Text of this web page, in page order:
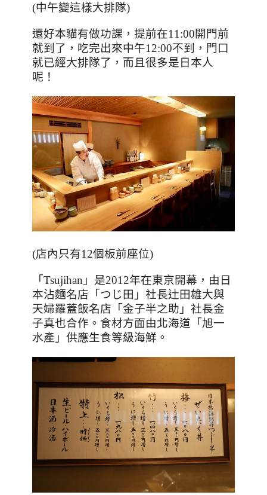
(中午變這樣大排隊)
還好本貓有做功課，提前在11:00開門前
就到了，吃完出來中午12:00不到，門口
就已經大排隊了，而且很多是日本人
呢！
(店內只有12個板前座位)
「 Tsujihan 」是2012年在東京開幕，由日
本沾麵名店「つじ田」社長辻田雄大與
天婦羅蓋飯名店「金子半之助」社長金
子真也合作。食材方面由北海道「旭一
水產」供應生食等級海鮮。